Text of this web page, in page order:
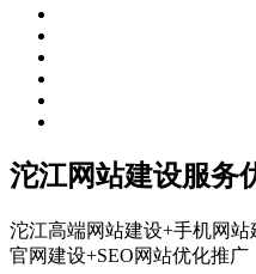
沱江网站建设服务
沱江高端网站建设+手机网
官网建设+SEO网站优化推广